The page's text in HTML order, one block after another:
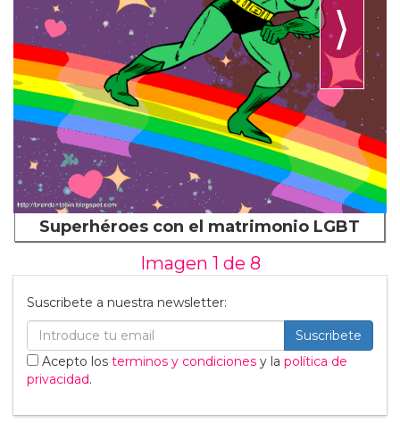
⟩
Superhéroes con el matrimonio LGBT
Imagen 1 de 8
Suscribete a nuestra newsletter:
Suscribete
Acepto los terminos y condiciones y la política de
privacidad.